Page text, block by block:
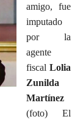
amigo, fue
imputado
por la
agente
fiscal Lolia
Zunilda
Martínez
(foto) El